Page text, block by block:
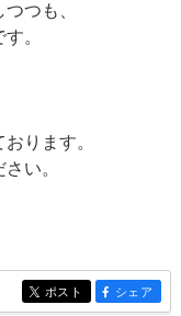
つも、
。
ります。
い。
entry192
ポスト entry192
シェア